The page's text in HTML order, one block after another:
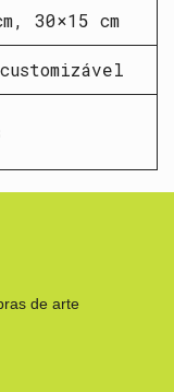
30×15 cm
de arte